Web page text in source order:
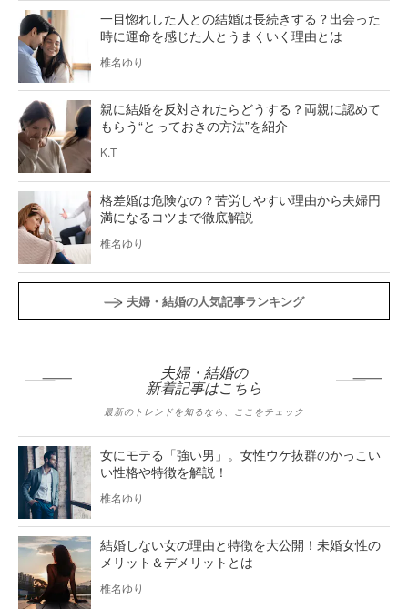
一目惚れした人との結婚は長続きする？出会った
時に運命を感じた人とうまくいく理由とは
椎名ゆり
親に結婚を反対されたらどうする？両親に認めて
もらう“とっておきの方法”を紹介
K.T
格差婚は危険なの？苦労しやすい理由から夫婦円
満になるコツまで徹底解説
椎名ゆり
夫婦・結婚の人気記事ランキング
夫婦・結婚の
新着記事はこちら
最新のトレンドを知るなら、ここをチェック
女にモテる「強い男」。女性ウケ抜群のかっこい
い性格や特徴を解説！
椎名ゆり
結婚しない女の理由と特徴を大公開！未婚女性の
メリット＆デメリットとは
椎名ゆり